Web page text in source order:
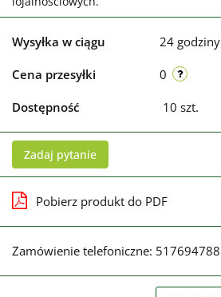
Wysyłka w ciągu 24 godziny
Cena przesyłki 0
Dostępność 10 szt.
Zadaj pytanie
Pobierz produkt do PDF
Zamówienie telefoniczne: 517694788